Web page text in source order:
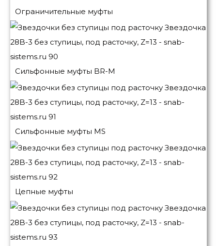
Ограничительные муфты
Сильфонные муфты BR-M
Сильфонные муфты MS
Цепные муфты